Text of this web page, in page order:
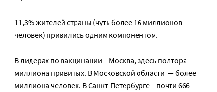
11,3% жителей страны (чуть более 16 миллионов
человек) привились одним компонентом.
В лидерах по вакцинации – Москва, здесь полтора
миллиона привитых. В Московской области — более
миллиона человек. В Санкт-Петербурге – почти 666